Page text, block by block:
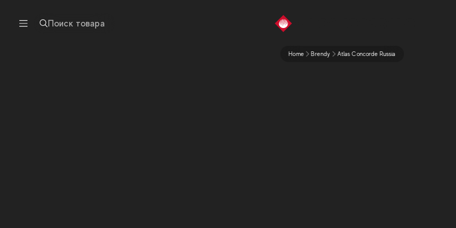
Поиск товара
Home Brendy Atlas Concorde Russia